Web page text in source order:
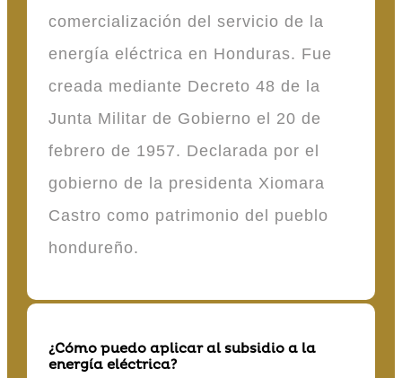
comercialización del servicio de la
energía eléctrica en Honduras. Fue
creada mediante Decreto 48 de la
Junta Militar de Gobierno el 20 de
febrero de 1957. Declarada por el
gobierno de la presidenta Xiomara
Castro como patrimonio del pueblo
hondureño.
¿Cómo puedo aplicar al subsidio a la
energía eléctrica?